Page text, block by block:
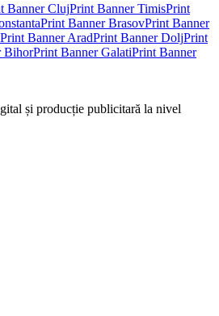
BannerClujPrint BannerTimisPrint
Print BannerBrasovPrint Banner
Print BannerAradPrint BannerDoljPrint
BihorPrint BannerGalatiPrint Banner
și producție publicitară la nivel